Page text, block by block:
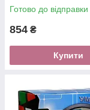
Готово до відправки
854 ₴
Купити